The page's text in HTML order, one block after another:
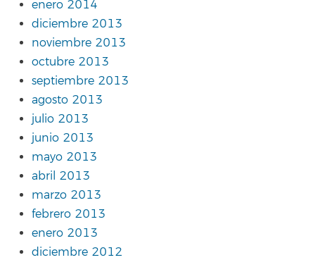
enero 2014
diciembre 2013
noviembre 2013
octubre 2013
septiembre 2013
agosto 2013
julio 2013
junio 2013
mayo 2013
abril 2013
marzo 2013
febrero 2013
enero 2013
diciembre 2012